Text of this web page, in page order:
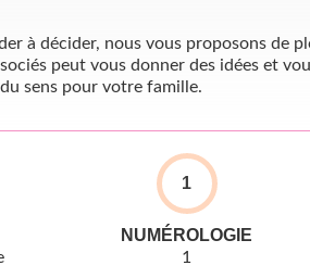
à décider, nous vous proposons de
peut vous donner des idées et
sens pour votre famille.
1
NUMÉROLOGIE
1